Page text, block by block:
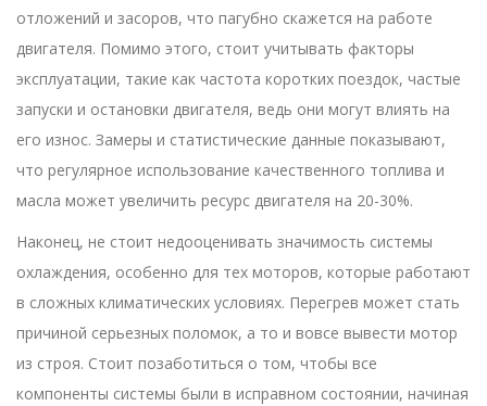
отложений и засоров, что пагубно скажется на работе
двигателя. Помимо этого, стоит учитывать факторы
эксплуатации, такие как частота коротких поездок, частые
запуски и остановки двигателя, ведь они могут влиять на
его износ. Замеры и статистические данные показывают,
что регулярное использование качественного топлива и
масла может увеличить ресурс двигателя на 20-30%.
Наконец, не стоит недооценивать значимость системы
охлаждения, особенно для тех моторов, которые работают
в сложных климатических условиях. Перегрев может стать
причиной серьезных поломок, а то и вовсе вывести мотор
из строя. Стоит позаботиться о том, чтобы все
компоненты системы были в исправном состоянии, начиная